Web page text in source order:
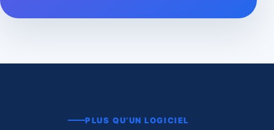
PLUS QU’UN LOGICIEL